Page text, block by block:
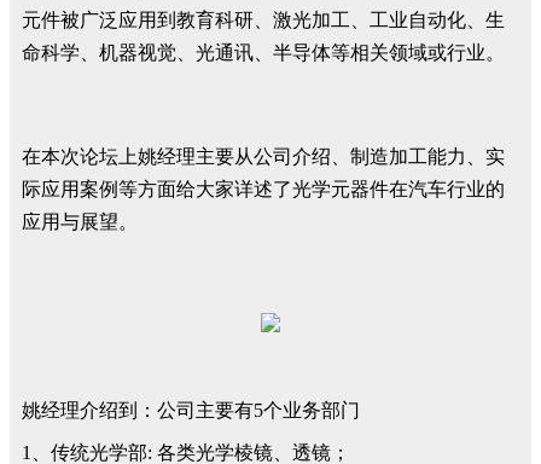
元件被广泛应用到教育科研、激光加工、工业自动化、生
命科学、机器视觉、光通讯、半导体等相关领域或行业。
在本次论坛上姚经理主要从公司介绍、制造加工能力、实
际应用案例等方面给大家详述了光学元器件在汽车行业的
应用与展望。
姚经理介绍到：公司主要有5个业务部门
1、传统光学部: 各类光学棱镜、透镜；